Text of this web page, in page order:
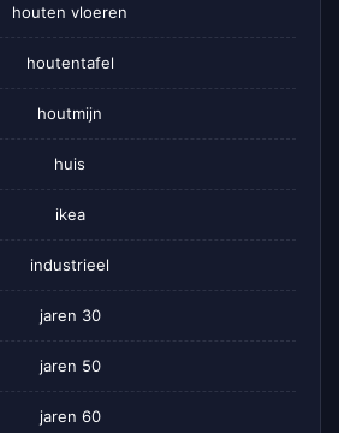
houten vloeren
houtentafel
houtmijn
huis
ikea
industrieel
jaren 30
jaren 50
jaren 60